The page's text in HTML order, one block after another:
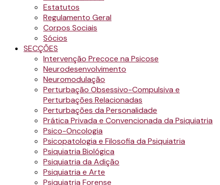
Estatutos
Regulamento Geral
Corpos Sociais
Sócios
SECÇÕES
Intervenção Precoce na Psicose
Neurodesenvolvimento
Neuromodulação
Perturbação Obsessivo-Compulsiva e
Perturbações Relacionadas
Perturbações da Personalidade
Prática Privada e Convencionada da Psiquiatria
Psico-Oncologia
Psicopatologia e Filosofia da Psiquiatria
Psiquiatria Biológica
Psiquiatria da Adição
Psiquiatria e Arte
Psiquiatria Forense